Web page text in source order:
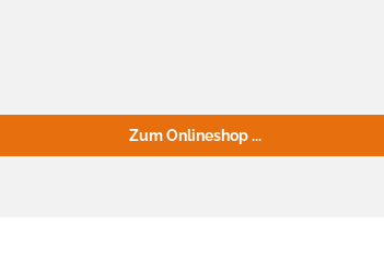
Zum Onlineshop ...